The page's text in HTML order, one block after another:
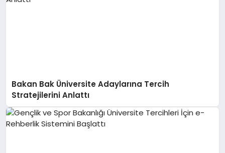
Bakan Bak Üniversite Adaylarına Tercih
Stratejilerini Anlattı